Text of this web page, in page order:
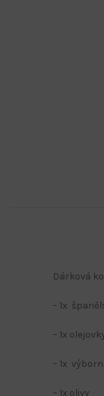
Dárková
– 1x
– 1x
– 1x
– 1x olivy